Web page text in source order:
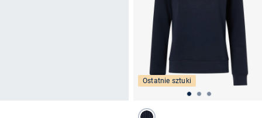
Ostatnie sztuki